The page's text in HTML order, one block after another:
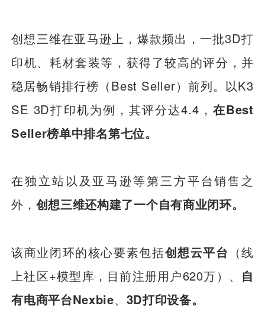
创想三维在亚马逊上，爆款频出，一批3D打
印机、耗材套装等，获得了较高的评分，并
稳居畅销排行榜（Best Seller）前列。以K3
SE 3D打印机为例，其评分达4.4， 在Best
Seller榜单中排名第七位。
在独立站以及亚马逊等第三方平台销售之
外， 创想三维还构建了一个自有商业闭环。
该商业闭环的核心要素包括创想云平台 （线
上社区+模型库，目前注册用户620万）、 自
有电商平台Nexbie、 3D打印设备。